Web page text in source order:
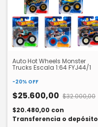
Auto Hot Wheels Monster
Trucks Escala 1:64 FYJ44/1
-20% OFF
$25.600,00 $32.000,00
$20.480,00 con
Transferencia o depósito